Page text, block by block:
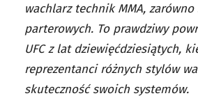
wachlarz technik MMA,
parterowych. To prawdziwy
UFC z lat dziewięćdziesiątych,
reprezentanci różnych stylów
skuteczność swoich systemów.